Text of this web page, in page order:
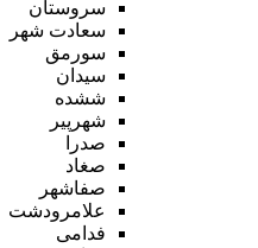
سروستان
سعادت شهر
سورمق
سیدان
ششده
شهرپیر
صدرا
صغاد
صفاشهر
علامرودشت
فدامی